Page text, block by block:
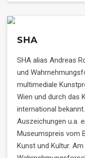
SHA
SHA alias Andreas
und
multimediale
Wien und durch das
international
Auszeichungen u.a.
Museumspreis vom
Kunst und Kultur.